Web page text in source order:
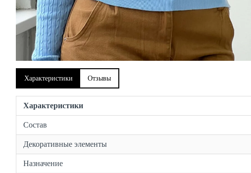
Характеристики Отзывы
Характеристики
Состав
Декоративные элементы
Назначение